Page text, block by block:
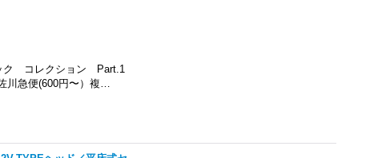
ク コレクション Part.1
川急便(600円〜）複…